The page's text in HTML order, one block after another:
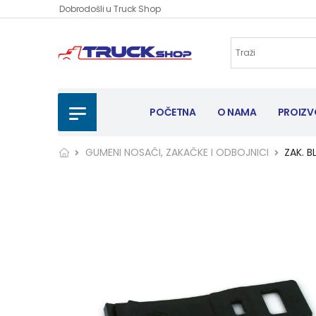
Dobrodošli u Truck Shop
POČETNA O NAMA
GUMENI NOSAČI, ZAKAČKE I ODBOJNICI ZAK.